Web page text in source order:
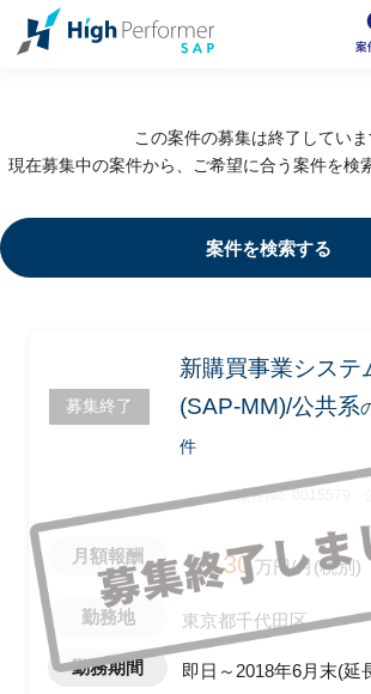
この案件の募集は終了していま
現在募集中の案件から、ご希望に合う案件を検
案件を検索する
募集終了
新購買事業システ
(SAP-MM)/公共系
件
案件No. 0015579
月額報酬 〜130万円/月(税別)
勤務地 東京都千代田区
勤務期間 即日～2018年6月末(延